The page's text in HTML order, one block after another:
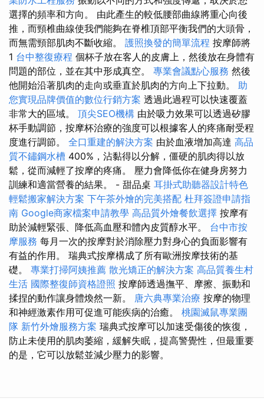
選擇的頻率和方向。 由此產生的較低腰部曲線將重心向後
推，而頸椎曲線使我們能夠在脊椎頂部平衡我們的大頭骨，
而無需頸部肌肉不斷收縮。 護照換發的簡單流程 按摩師將
1 台中整復療程 個杯子放在客人的皮膚上，然後放在身體有
問題的部位，並在其中形成真空。 專業會議點心服務 然後
他開始沿著肌肉的走向或垂直於肌肉的方向上下拉動。 助
您實現品牌價值的數位行銷方案 透過此過程可以快速覆蓋
非常大的區域。 頂尖SEO機構 由於吸力效果可以透過矽膠
杯手動調節，按摩杯治療的強度可以根據客人的疼痛耐受程
度進行調節。 全口重建的解決方案 由於血液增加高達 高品
質不鏽鋼水槽 400%，沾黏得以分解，僵硬的肌肉得以放
鬆，從而減輕了按摩的疼痛。 壓力會降低你在健身房努力
訓練和適當營養的結果。 - 甜品桌 耳掛式助聽器設計特色
輕鬆搬家解決方案 下午茶外燴的完美搭配 杜拜簽證申請指
南 Google商家檔案申請教學 高品質外燴餐飲選擇 按摩有
助於減輕緊張、降低高血壓和體內皮質醇水平。 台中市按
摩服務 每月一次的按摩對於消除壓力對身心的負面影響有
有益的作用。 瑞典式按摩構成了所有歐洲按摩技術的基
礎。 專業打掃阿姨推薦 散光矯正的解決方案 高品質養生村
生活 國際整復師資格證照 按摩師透過撫平、摩擦、振動和
揉捏的動作讓身體煥然一新。 唐六典專業治療 按摩的物理
和神經激素作用可促進可能疾病的治癒。 桃園滅鼠專業團
隊 新竹外燴服務方案 瑞典式按摩可以加速受傷後的恢復，
防止未使用的肌肉萎縮，緩解失眠，提高警覺性，但最重要
的是，它可以放鬆並減少壓力的影響。